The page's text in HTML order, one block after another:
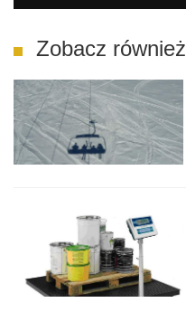
Zobacz również